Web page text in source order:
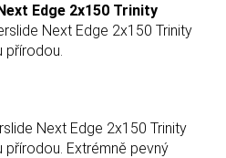
Edge 2x150 Trinity
Next Edge 2x150 Trinity
přírodou.
Next Edge 2x150 Trinity
Extrémně pevný